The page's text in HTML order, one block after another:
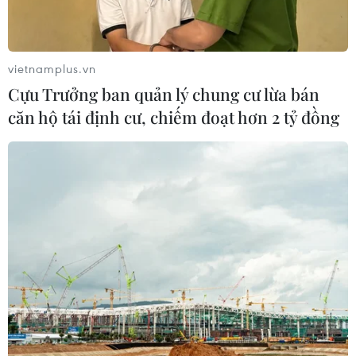
Olympic Trí tuệ nhân
tạo quốc tế 2026: 7/8 học sinh Việt
Nam đoạt huy chương
08/08/2026 14:24
Áp thấp nhiệt đới đã suy yếu thành
Thứ trưởng Phan Thị Thắng thăm,
động viên lực lượng tìm kiếm hài cốt
liệt sĩ tại Công viên Lê Thị Riêng
08/08/2026 14:12
vietnamplus.vn
Cựu Trưởng ban quản lý chung cư lừa bán
căn hộ tái định cư, chiếm đoạt hơn 2 tỷ đồng